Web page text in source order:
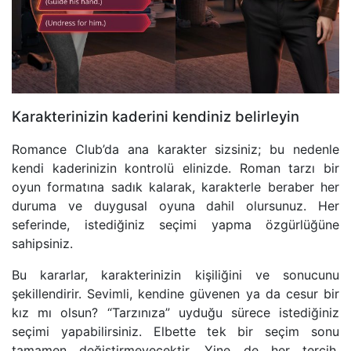
Karakterinizin kaderini kendiniz belirleyin
Romance Club’da ana karakter sizsiniz; bu nedenle
kendi kaderinizin kontrolü elinizde. Roman tarzı bir
oyun formatına sadık kalarak, karakterle beraber her
duruma ve duygusal oyuna dahil olursunuz. Her
seferinde, istediğiniz seçimi yapma özgürlüğüne
sahipsiniz.
Bu kararlar, karakterinizin kişiliğini ve sonucunu
şekillendirir. Sevimli, kendine güvenen ya da cesur bir
kız mı olsun? “Tarzınıza” uyduğu sürece istediğiniz
seçimi yapabilirsiniz. Elbette tek bir seçim sonu